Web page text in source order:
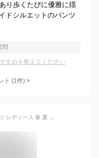
り歩くたびに優雅に揺
ドシルエットのパンツ
問
すめを教えてください
ト (1件) >
[youlee] サテンパンツ ワイドパンツ レディース 春 夏 ハイウエスト シルクリアル ボトムズ ゆったり 動きやすい ウエストゴム 微光沢 サマー 美脚 着痩せ 美脚 通勤 20代-40代 [並行輸入品]